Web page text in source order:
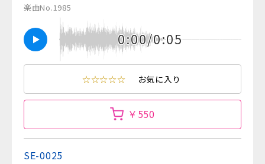
楽曲No.1985
0:00/0:05
☆☆☆☆☆ お気に入り
￥550
SE-0025